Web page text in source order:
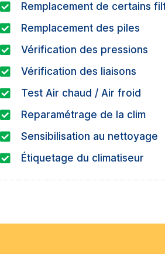
Remplacement de certains
Remplacement des piles
Vérification des pressions
Vérification des liaisons
Test Air chaud / Air froid
Reparamétrage de la clim
Sensibilisation au nettoyage
Étiquetage du climatiseur